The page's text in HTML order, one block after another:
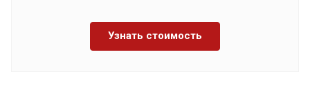
Узнать стоимость